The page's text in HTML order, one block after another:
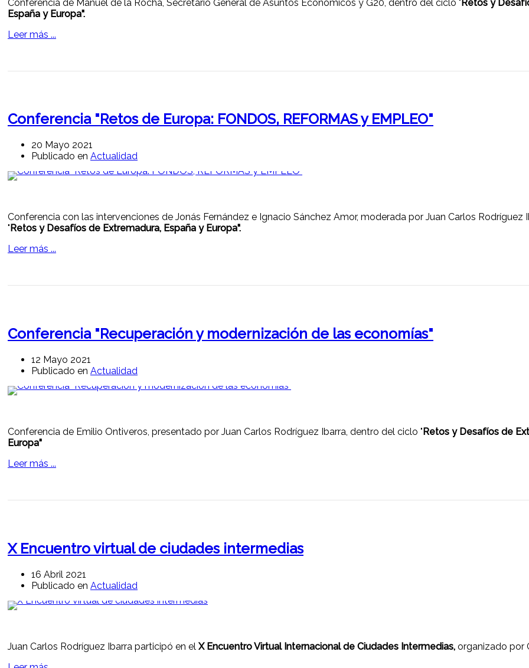
Conferencia de Manuel de la Rocha, Secretario General de Asuntos Económicos y G20, dentro del ciclo "Retos y
España y Europa".
Leer más ...
Conferencia "Retos de Europa: FONDOS, REFORMAS y EMPLEO"
20 Mayo 2021
Publicado en Actualidad
Conferencia con las intervenciones de Jonás Fernández e Ignacio Sánchez Amor, moderada por Juan Carlos Rodríguez
" Retos y Desafíos de Extremadura, España y Europa".
Leer más ...
Conferencia "Recuperación y modernización de las economías"
12 Mayo 2021
Publicado en Actualidad
Conferencia de Emilio Ontiveros, presentado por Juan Carlos Rodríguez Ibarra, dentro del ciclo " Retos y Desafíos de
Europa"
Leer más ...
X Encuentro virtual de ciudades intermedias
16 Abril 2021
Publicado en Actualidad
Juan Carlos Rodríguez Ibarra participó en el X Encuentro Virtual Internacional de Ciudades Intermedias, organizado por